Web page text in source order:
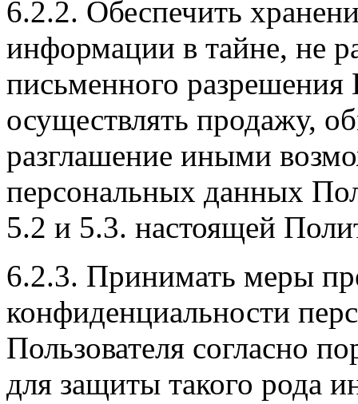
6.2.2. Обеспечить
информации в тайне, не
письменного разрешения
осуществлять продажу,
разглашение иными
персональных данных
5.2 и 5.3. настоящей
6.2.3. Принимать меры
конфиденциальности
Пользователя согласно
для защиты такого рода